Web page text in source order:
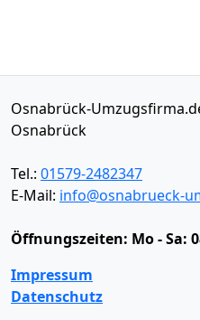
Osnabrück-
Osnabrück
Tel.: 01579-2482347
E-Mail: info@osnabrueck-
Öffnungszeiten: Mo - Sa:
Impressum
Datenschutz